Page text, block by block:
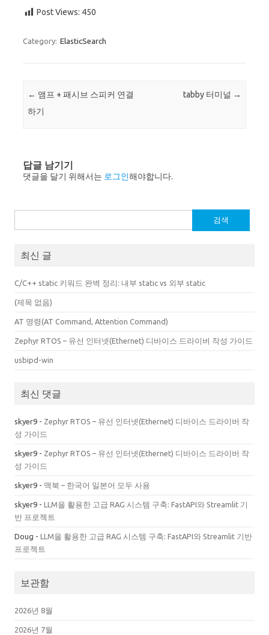
Post Views: 450
Category: ElasticSearch
Post navigation
← 앰프 + 패시브 스피커 연결
하기
tabby 터미널 →
답글 남기기
댓글을 달기 위해서는 로그인해야합니다.
색:
최신 글
C/C++ static 키워드 완벽 정리: 내부 static vs 외부 static
(제목 없음)
AT 명령(AT Command, Attention Command)
Zephyr RTOS – 유선 인터넷(Ethernet) 디바이스 드라이버 작성 가이드
usbipd-win
최신 댓글
skyer9 - Zephyr RTOS – 유선 인터넷(Ethernet) 디바이스 드라이버 작
성 가이드
skyer9 - Zephyr RTOS – 유선 인터넷(Ethernet) 디바이스 드라이버 작
성 가이드
skyer9 - 맥북 – 한국어 일본어 모두 사용
skyer9 - LLM을 활용한 고급 RAG 시스템 구축: FastAPI와 Streamlit 기
반 프로젝트
Doug - LLM을 활용한 고급 RAG 시스템 구축: FastAPI와 Streamlit 기반
프로젝트
보관함
2026년 8월
2026년 7월